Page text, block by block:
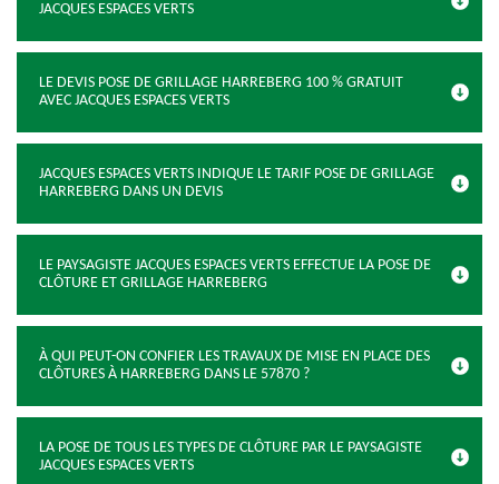
JACQUES ESPACES VERTS
LE DEVIS POSE DE GRILLAGE HARREBERG 100 % GRATUIT
AVEC JACQUES ESPACES VERTS
JACQUES ESPACES VERTS INDIQUE LE TARIF POSE DE GRILLAGE
HARREBERG DANS UN DEVIS
LE PAYSAGISTE JACQUES ESPACES VERTS EFFECTUE LA POSE DE
CLÔTURE ET GRILLAGE HARREBERG
À QUI PEUT-ON CONFIER LES TRAVAUX DE MISE EN PLACE DES
CLÔTURES À HARREBERG DANS LE 57870 ?
LA POSE DE TOUS LES TYPES DE CLÔTURE PAR LE PAYSAGISTE
JACQUES ESPACES VERTS